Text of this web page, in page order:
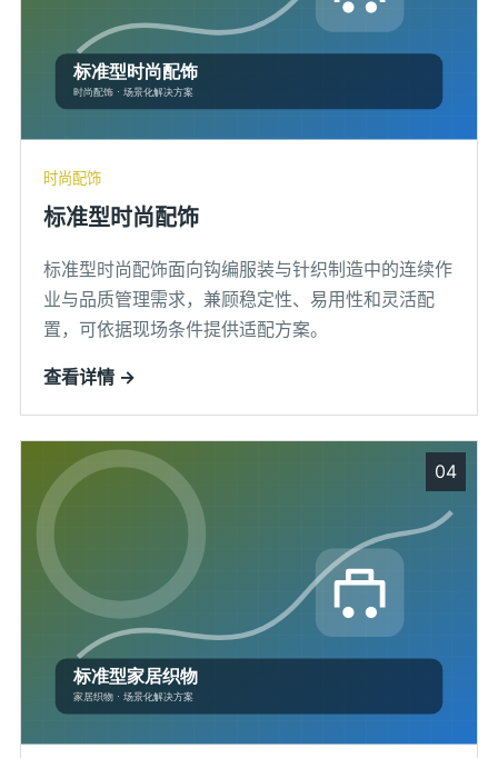
时尚配饰
标准型时尚配饰
标准型时尚配饰面向钩编服装与针织制造中的连续作
业与品质管理需求，兼顾稳定性、易用性和灵活配
置，可依据现场条件提供适配方案。
查看详情 →
04